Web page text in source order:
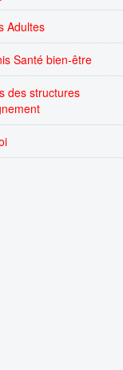
Adultes
Santé bien-être
des structures